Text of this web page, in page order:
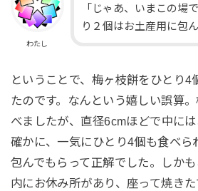
わたし
「じゃあ、いまこの場
り２個はお土産用に包
ということで、梅ヶ枝餅をひとり4
たのです。なんという嬉しい誤算
べましたが、直径6cmほどで中には
確かに、一気にひとり4個も食べら
包んでもらって正解でした。しか
内にお休み所があり、座って焼き